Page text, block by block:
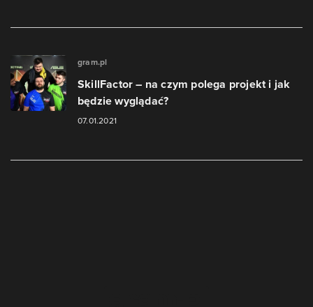
gram.pl
SkillFactor – na czym polega projekt i jak
będzie wyglądać?
07.01.2021